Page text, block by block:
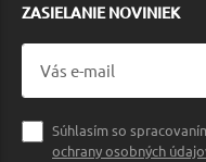
ZASIELANIE NOVINIEK
Súhlasím so
ochrany osobných